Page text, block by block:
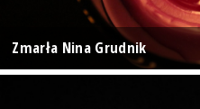
Zmarła Nina Grudnik